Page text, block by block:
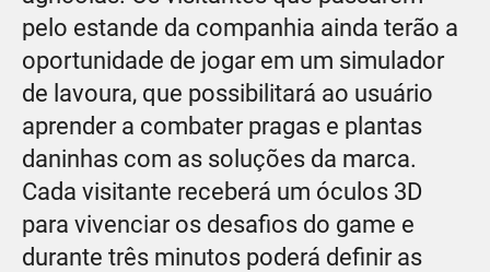
pelo estande da companhia ainda terão a
oportunidade de jogar em um simulador
de lavoura, que possibilitará ao usuário
aprender a combater pragas e plantas
daninhas com as soluções da marca.
Cada visitante receberá um óculos 3D
para vivenciar os desafios do game e
durante três minutos poderá definir as